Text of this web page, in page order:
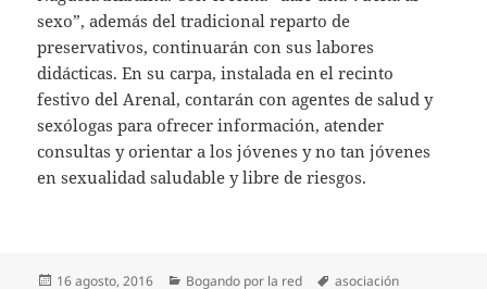
sexo”, además del tradicional reparto de
preservativos, continuarán con sus labores
didácticas. En su carpa, instalada en el recinto
festivo del Arenal, contarán con agentes de salud y
sexólogas para ofrecer información, atender
consultas y orientar a los jóvenes y no tan jóvenes
en sexualidad saludable y libre de riesgos.
Publicado
16 agosto, 2016 Categorías
Bogando por la red Etiquetas
asociación